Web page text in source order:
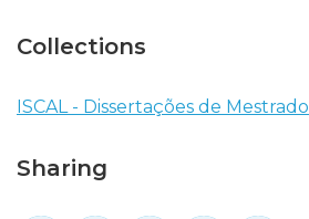
Collections
ISCAL - Dissertações de Mestrado
Sharing